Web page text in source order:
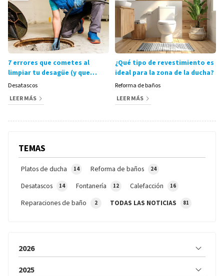
TEMAS
TODAS LAS NOTICIAS 81
Platos de ducha 14 Reforma de baños 24
Desatascos 14 Fontanería 12 Calefacción 16
Reparaciones de baño 2
7 errores que cometes al
limpiar tu desagüe (y que
provocan atascos)
Desatascos
LEER MÁS
¿Qué tipo de revestimiento es
ideal para la zona de la ducha?
Reforma de baños
LEER MÁS
2026
2025